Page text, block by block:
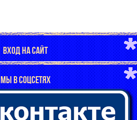
ВХОД НА САЙТ
МЫ В СОЦСЕТЯХ